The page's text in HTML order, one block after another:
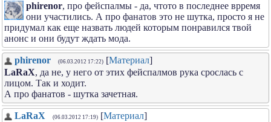
phirenor, про фейспалмы - да, чтото в последнее врремя
они участились. А про фанатов это не шутка, просто я не
придумал как еще назвать людей которым понравился твой
анонс и они будут ждать мода.
phirenor (06.03.2012 17:22) [Материал]
LaRaX, да не, у него от этих фейспалмов рука срослась с
лицом. Так и ходит.
А про фанатов - шутка зачетная.
LaRaX (06.03.2012 17:19) [Материал]